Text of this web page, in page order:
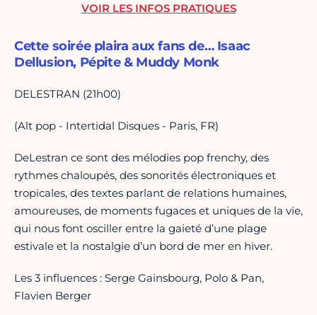
Cette soirée plaira aux fans de… Isaac
Dellusion, Pépite & Muddy Monk
DELESTRAN (21h00)
(Alt pop - Intertidal Disques - Paris, FR)
DeLestran ce sont des mélodies pop frenchy, des
rythmes chaloupés, des sonorités électroniques et
tropicales, des textes parlant de relations humaines,
amoureuses, de moments fugaces et uniques de la vie,
qui nous font osciller entre la gaieté d’une plage
estivale et la nostalgie d’un bord de mer en hiver.
Les 3 influences : Serge Gainsbourg, Polo & Pan,
Flavien Berger
VOIR LES INFOS PRATIQUES